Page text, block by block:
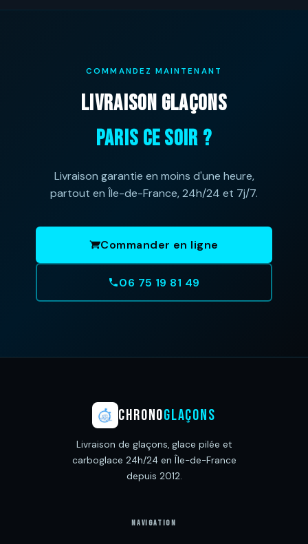
COMMANDEZ MAINTENANT
LIVRAISON GLAÇONS
PARIS CE SOIR ?
Livraison garantie en moins d'une heure,
partout en Île-de-France, 24h/24 et 7j/7.
Commander en ligne
06 75 19 81 49
CHRONOGLAÇONS
Livraison de glaçons, glace pilée et
carboglace 24h/24 en Île-de-France
depuis 2012.
NAVIGATION